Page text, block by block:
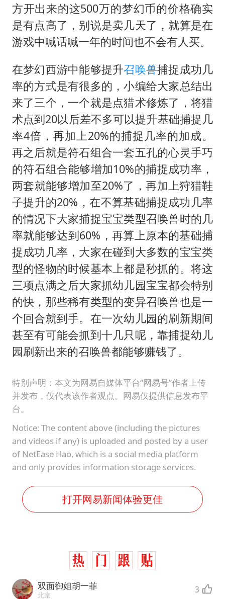
方开出来的这500万的梦幻币的价格确实
是有点高了，别说是卖几天了，就算是在
游戏中喊话喊一年的时间也不会有人买。
在梦幻西游中能够提升召唤兽捕捉成功几
率的方式是有很多的，小编给大家总结出
来了三个，一个就是点猎术修炼了，将猎
术点到20以后差不多可以提升基础捕捉几
率4倍，再加上20%的捕捉几率的加成。
再之后就是符石组合一套五孔的心灵手巧
的符石组合能够增加10%的捕捉成功率，
两套就能够增加至20%了，再加上狩猎鞋
子提升的20%，在不算基础捕捉成功几率
的情况下大家捕捉宝宝类型召唤兽时的几
率就能够达到60%，再算上原本的基础捕
捉成功几率，大家在碰到大多数的宝宝类
型的怪物的时候基本上都是秒抓的。将这
三项点满之后大家抓幼儿园宝宝都会特别
的快，那些稀有类型的变异召唤兽也是一
个回合就到手。在一次幼儿园的刷新期间
甚至有可能会抓到十几只呢，靠捕捉幼儿
园刷新出来的召唤兽都能够赚钱了。
特别声明：本文为网易自媒体平台“网易号”作者上传
并发布，仅代表该作者观点。网易仅提供信息发布平
台。
Notice: The content above (including the pictures
and videos if any) is uploaded and posted by a user
of NetEase Hao, which is a social media platform
and only provides information storage services.
打开网易新闻体验更佳
双面御姐胡一菲
北京 3